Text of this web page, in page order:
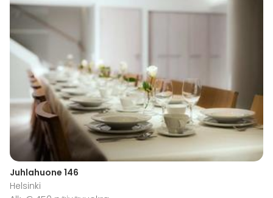
Juhlahuone 146
Helsinki